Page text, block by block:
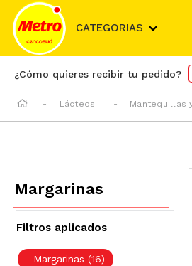
CATEGORIAS
¿Cómo quieres recibir tu pedido?
Lácteos Mantequillas
Margarinas
Margarinas (16)